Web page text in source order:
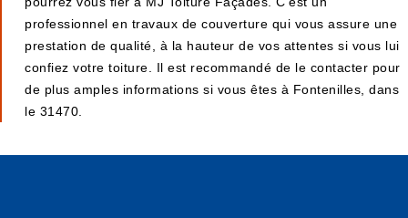
professionnel en travaux de couverture qui vous assure une
prestation de qualité, à la hauteur de vos attentes si vous lui
confiez votre toiture. Il est recommandé de le contacter pour
de plus amples informations si vous êtes à Fontenilles, dans
le 31470.